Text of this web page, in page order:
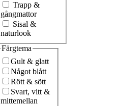
Trapp &
gångmattor
Sisal &
naturlook
Färgtema
Gult & glatt
Något blått
Rött & sött
Svart, vitt &
mittemellan